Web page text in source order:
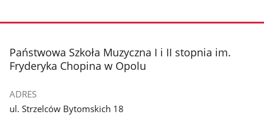
stopka
Państwowa Szkoła Muzyczna I i II stopnia im.
Fryderyka Chopina w Opolu
ADRES
ul. Strzelców Bytomskich 18